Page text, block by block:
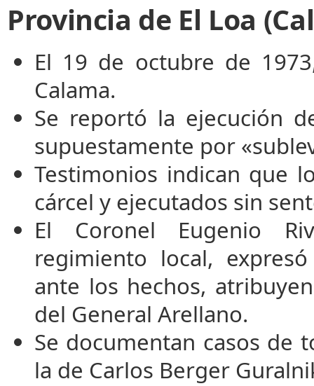
Provincia de El Loa
El 19 de octubre de
Calama.
Se reportó la ejecución
supuestamente por
Testimonios indican que
cárcel y ejecutados sin
El Coronel Eugenio
regimiento local,
ante los hechos,
del General Arellano.
Se documentan casos de
la de Carlos Berger